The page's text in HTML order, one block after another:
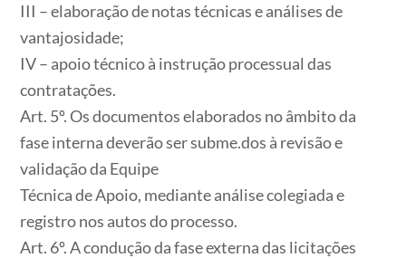
III – elaboração de notas técnicas e análises de
vantajosidade;
IV – apoio técnico à instrução processual das
contratações.
Art. 5º. Os documentos elaborados no âmbito da
fase interna deverão ser subme.dos à revisão e
validação da Equipe
Técnica de Apoio, mediante análise colegiada e
registro nos autos do processo.
Art. 6º. A condução da fase externa das licitações